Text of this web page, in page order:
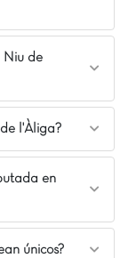
o incluso
unas
caminar
playa de
de
sólo 30
Niu de
l'Àliga?
en
únicos?